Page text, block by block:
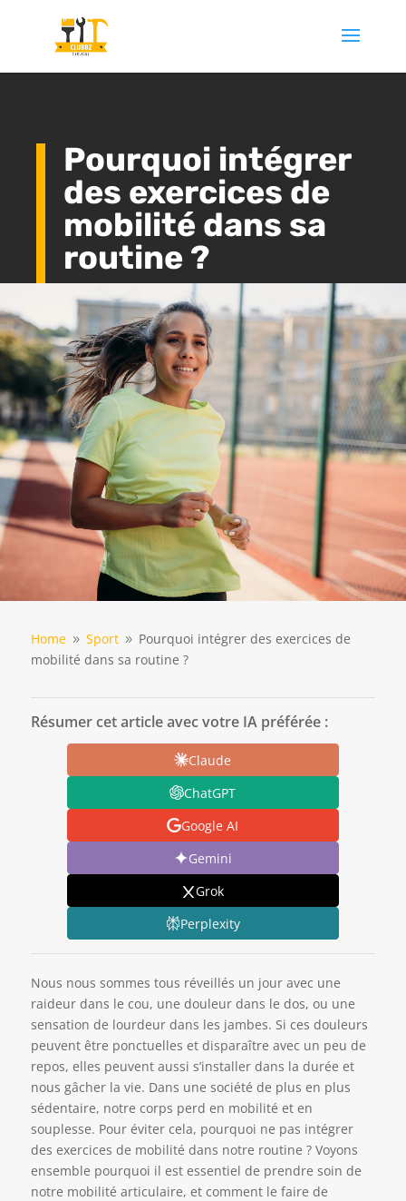
Pourquoi intégrer
des exercices de
mobilité dans sa
routine ?
Home 9 Sport 9 Pourquoi intégrer des exercices de
mobilité dans sa routine ?
Résumer cet article avec votre IA préférée :
Claude
ChatGPT
Google AI
Gemini
Grok
Perplexity
Nous nous sommes tous réveillés un jour avec une
raideur dans le cou, une douleur dans le dos, ou une
sensation de lourdeur dans les jambes. Si ces douleurs
peuvent être ponctuelles et disparaître avec un peu de
repos, elles peuvent aussi s’installer dans la durée et
nous gâcher la vie. Dans une société de plus en plus
sédentaire, notre corps perd en mobilité et en
souplesse. Pour éviter cela, pourquoi ne pas intégrer
des exercices de mobilité dans notre routine ? Voyons
ensemble pourquoi il est essentiel de prendre soin de
notre mobilité articulaire, et comment le faire de